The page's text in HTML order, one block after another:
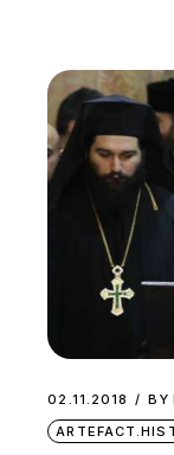
02.11.2018 BY